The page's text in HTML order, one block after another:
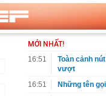
MỚI NHẤT!
16:51
Toàn cảnh
vượt
16:51
Những tên